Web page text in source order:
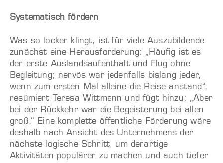
Systematisch fördern
Was so locker klingt, ist für viele Auszubildende
zunächst eine Herausforderung: „Häufig ist es
der erste Auslandsaufenthalt und Flug ohne
Begleitung; nervös war jedenfalls bislang jeder,
wenn zum ersten Mal alleine die Reise anstand“,
resümiert Teresa Wittmann und fügt hinzu: „Aber
bei der Rückkehr war die Begeisterung bei allen
groß.“ Eine komplette öffentliche Förderung wäre
deshalb nach Ansicht des Unternehmens der
nächste logische Schritt, um derartige
Aktivitäten populärer zu machen und auch tiefer